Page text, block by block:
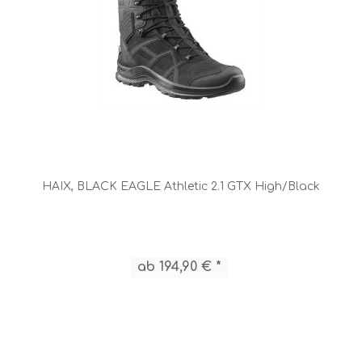
HAIX, BLACK EAGLE Athletic 2.1 GTX High/Black
ab 194,90 € *